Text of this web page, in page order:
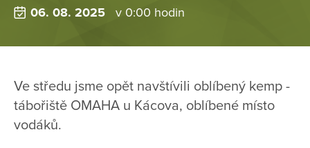
06. 08. 2025 v 0:00 hodin
Ve středu jsme opět navštívili oblíbený kemp -
tábořiště OMAHA u Kácova, oblíbené místo
vodáků.